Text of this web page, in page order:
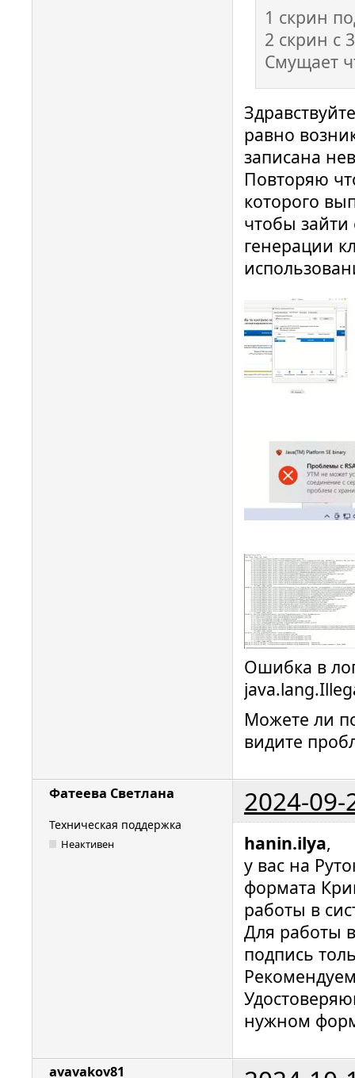
1 скрин
2 скрин с
Смущает
равно
записана
Повторяю
которого
чтобы
генерации
Ошибка в
Можете ли
видите
Фатеева Светлана 2024-09-
Техническая поддержка
Неактивен hanin.ilya,
у вас на
формата
работы в
Для работы
подпись
нужном
avavakov81